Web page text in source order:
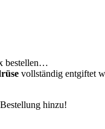
bestellen…
vollständig entgiftet
hinzu!